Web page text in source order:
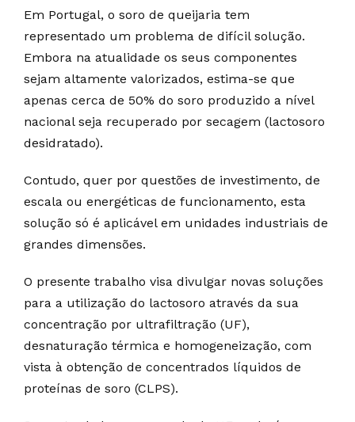
Em Portugal, o soro de queijaria tem
representado um problema de difícil solução.
Embora na atualidade os seus componentes
sejam altamente valorizados, estima-se que
apenas cerca de 50% do soro produzido a nível
nacional seja recuperado por secagem (lactosoro
desidratado).
Contudo, quer por questões de investimento, de
escala ou energéticas de funcionamento, esta
solução só é aplicável em unidades industriais de
grandes dimensões.
O presente trabalho visa divulgar novas soluções
para a utilização do lactosoro através da sua
concentração por ultrafiltração (UF),
desnaturação térmica e homogeneização, com
vista à obtenção de concentrados líquidos de
proteínas de soro (CLPS).